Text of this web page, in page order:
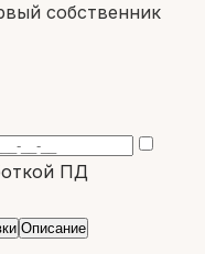
собственник
ПД
Описание